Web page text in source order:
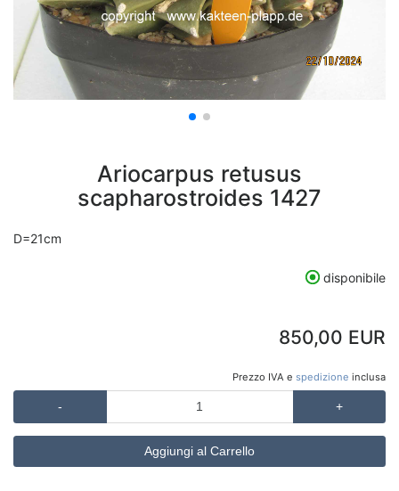
Ariocarpus retusus
scapharostroides 1427
D=21cm
disponibile
850,00 EUR
Prezzo IVA e spedizione inclusa
- +